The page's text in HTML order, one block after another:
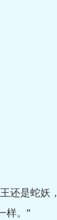
还是蛇妖，
样。”